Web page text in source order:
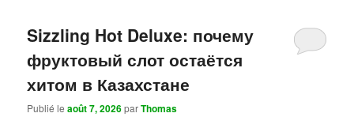
Sizzling Hot Deluxe: почему
фруктовый слот остаётся
хитом в Казахстане
Publié leaoût 7, 2026parThomas